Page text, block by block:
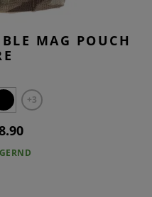
MAG POUCH
+3